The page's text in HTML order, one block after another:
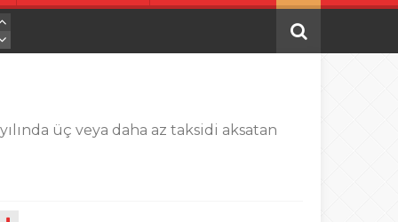
üç veya daha az taksidi aksatan